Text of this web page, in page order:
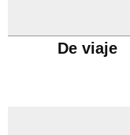
De viaje